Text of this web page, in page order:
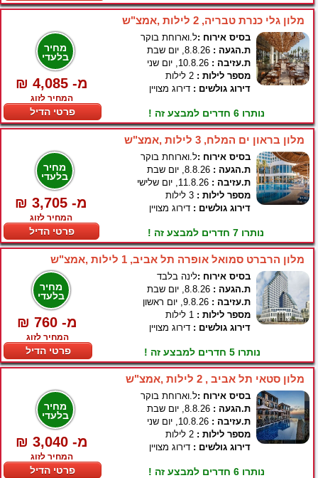
מלון גלי כנרת טבריה, 2 לילות ,אמצ"ש
מחיר
בלעדי
₪ 4,085 -מ
המחיר לזוג
פרטי הדיל
בסיס אירוח :ל.וארוחת בוקר
ת.הגעה :
ת.עזיבה :
מספר לילות :
דירוג גולשים : דירוג מצויין
נותרו 6 חדרים למבצע זה !
מלון בראון ים המלח, 3 לילות ,אמצ"ש
מחיר
בלעדי
₪ 3,705 -מ
המחיר לזוג
פרטי הדיל
בסיס אירוח :ל.וארוחת בוקר
ת.הגעה :
ת.עזיבה :
מספר לילות :
דירוג גולשים : דירוג מצויין
נותרו 7 חדרים למבצע זה !
מלון הרברט סמואל אופרה תל אביב, 1 לילות ,אמצ"ש
מחיר
בלעדי
₪ 760 -מ
המחיר לזוג
פרטי הדיל
בסיס אירוח :לינה בלבד
ת.הגעה :
ת.עזיבה :
מספר לילות :
דירוג גולשים : דירוג מצויין
נותרו 5 חדרים למבצע זה !
מלון סטאי תל אביב , 2 לילות ,אמצ"ש
מחיר
בלעדי
₪ 3,040 -מ
המחיר לזוג
פרטי הדיל
בסיס אירוח :ל.וארוחת בוקר
ת.הגעה :
ת.עזיבה :
מספר לילות :
דירוג גולשים : דירוג מצויין
נותרו 6 חדרים למבצע זה !